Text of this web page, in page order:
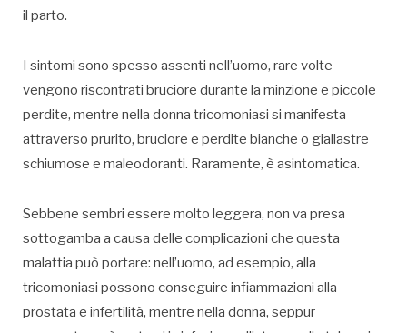
il parto.
I sintomi sono spesso assenti nell’uomo, rare volte
vengono riscontrati bruciore durante la minzione e piccole
perdite, mentre nella donna tricomoniasi si manifesta
attraverso prurito, bruciore e perdite bianche o giallastre
schiumose e maleodoranti. Raramente, è asintomatica.
Sebbene sembri essere molto leggera, non va presa
sottogamba a causa delle complicazioni che questa
malattia può portare: nell’uomo, ad esempio, alla
tricomoniasi possono conseguire infiammazioni alla
prostata e infertilità, mentre nella donna, seppur